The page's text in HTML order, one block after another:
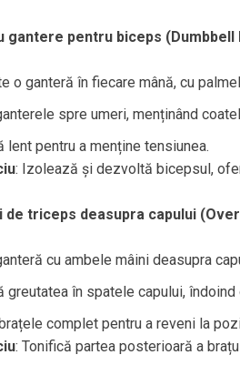
gantere pentru biceps (Dumbbell
o ganteră în fiecare mână, cu
spre umeri, menținând
lent pentru a menține tensiunea.
: Izolează și dezvoltă bicepsul,
de triceps deasupra capului
cu ambele mâini deasupra
greutatea în spatele capului, îndoind
complet pentru a reveni la
: Tonifică partea posterioară a